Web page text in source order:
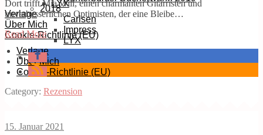
LYX
Verlage
Über Mich
Cookie-Richtlinie (EU)
2018
Carlsen
Impress
LYX
Verlage
Über Mich
Cookie-Richtlinie (EU)
Dort trifft Mia Will, einen charmanten Gitarristen und
unverbesserlichen Optimisten, der eine Bleibe…
Read More
Category: Rezension
15. Januar 2021